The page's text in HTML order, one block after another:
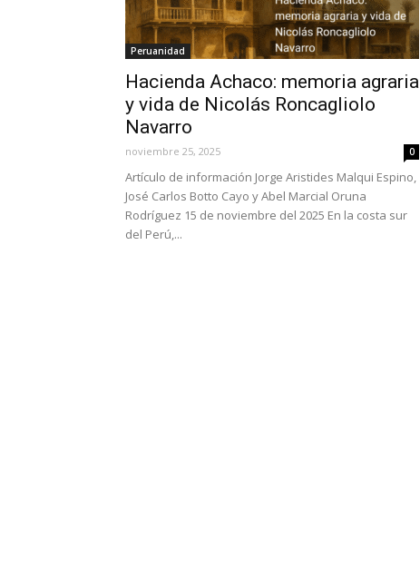
Peruanidad
Hacienda Achaco: memoria agraria
y vida de Nicolás Roncagliolo
Navarro
noviembre 25, 2025 0
Artículo de información Jorge Aristides Malqui Espino,
José Carlos Botto Cayo y Abel Marcial Oruna
Rodríguez 15 de noviembre del 2025 En la costa sur
del Perú,...